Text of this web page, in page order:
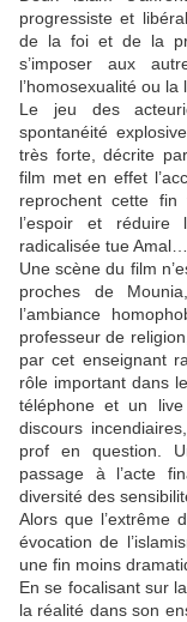
progressiste et
de la foi et de la
s’imposer aux
l’homosexualité ou
Le jeu des
spontanéité
très forte, décrite
film met en effet
reprochent cette
l’espoir et réduire
radicalisée tue Amal…
Une scène du film
proches de
l’ambiance
professeur de
par cet enseignant
rôle important dans
téléphone et un
discours
prof en question.
passage à l’acte
diversité des
Alors que l’extrême
évocation de
une fin moins
En se focalisant sur
la réalité dans son